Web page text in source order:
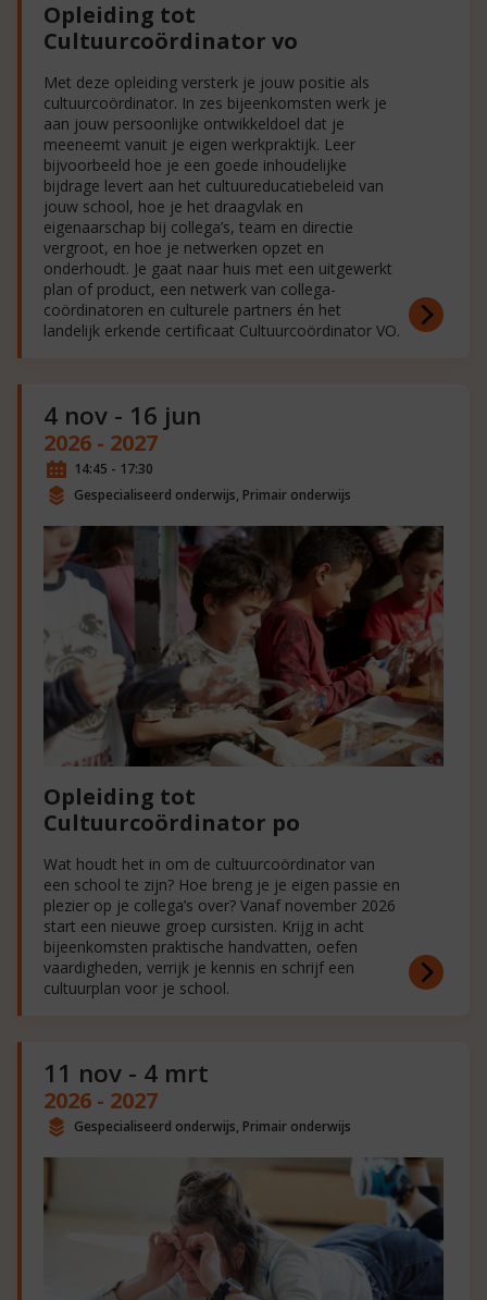
Opleiding tot
Cultuurcoördinator vo
Met deze opleiding versterk je jouw positie als
cultuurcoördinator. In zes bijeenkomsten werk je
aan jouw persoonlijke ontwikkeldoel dat je
meeneemt vanuit je eigen werkpraktijk. Leer
bijvoorbeeld hoe je een goede inhoudelijke
bijdrage levert aan het cultuureducatiebeleid van
jouw school, hoe je het draagvlak en
eigenaarschap bij collega’s, team en directie
vergroot, en hoe je netwerken opzet en
onderhoudt. Je gaat naar huis met een uitgewerkt
plan of product, een netwerk van collega-
coördinatoren en culturele partners én het
landelijk erkende certificaat Cultuurcoördinator VO.
4 nov - 16 jun
2026 - 2027
14:45 - 17:30
Gespecialiseerd onderwijs, Primair onderwijs
Opleiding tot
Cultuurcoördinator po
Wat houdt het in om de cultuurcoördinator van
een school te zijn? Hoe breng je je eigen passie en
plezier op je collega’s over? Vanaf november 2026
start een nieuwe groep cursisten. Krijg in acht
bijeenkomsten praktische handvatten, oefen
vaardigheden, verrijk je kennis en schrijf een
cultuurplan voor je school.
11 nov - 4 mrt
2026 - 2027
Gespecialiseerd onderwijs, Primair onderwijs